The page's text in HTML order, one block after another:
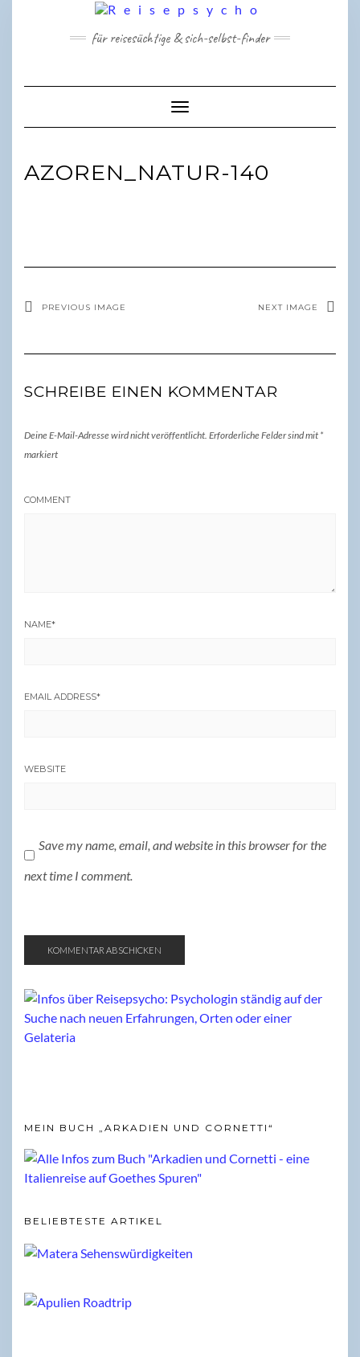
für reisesüchtige & sich-selbst-finder
Toggle Navigation
AZOREN_NATUR-140
PREVIOUS IMAGE NEXT IMAGE
SCHREIBE EINEN KOMMENTAR
Deine E-Mail-Adresse wird nicht veröffentlicht. Erforderliche Felder sind mit *
markiert
COMMENT
NAME*
EMAIL ADDRESS*
WEBSITE
Save my name, email, and website in this browser for the
next time I comment.
MEIN BUCH „ARKADIEN UND CORNETTI“
BELIEBTESTE ARTIKEL